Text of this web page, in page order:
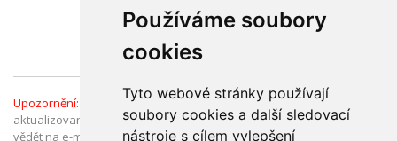
Používáme soubory
cookies
Tyto webové stránky používají
soubory cookies a další sledovací
nástroje s cílem vylepšení
www.tanaocniklinika.cz
oblíbených
Upozornění: Informace v Katalogu firem jsou ověřené a průběžně
aktualizované. Pokud jste přesto narazili na chybný údaj, dejte nám
vědět na e-mail:
katalog@olomouc.cz. Děkujeme.